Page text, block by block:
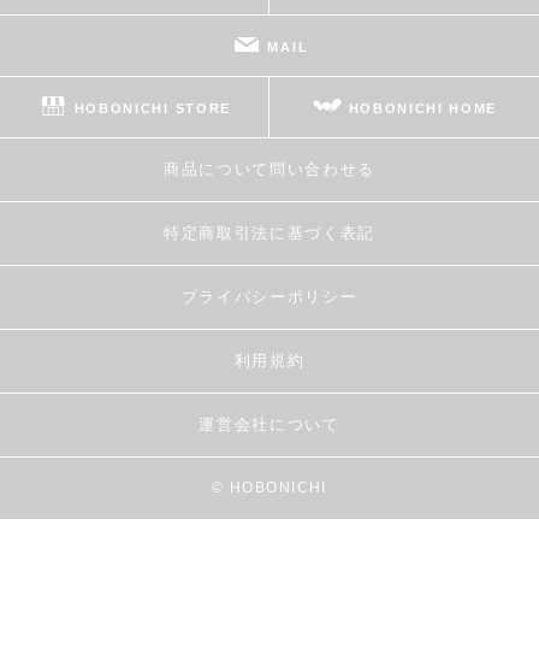
MAIL
HOBONICHI STORE HOBONICHI HOME
商品について問い合わせる
特定商取引法に基づく表記
プライバシーポリシー
利用規約
運営会社について
© HOBONICHI